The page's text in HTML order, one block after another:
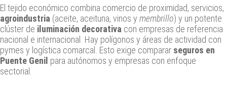
El tejido económico combina comercio de proximidad, servicios,
agroindustria (aceite, aceituna, vinos y membrillo) y un potente
clúster de iluminación decorativa con empresas de referencia
nacional e internacional. Hay polígonos y áreas de actividad con
pymes y logística comarcal. Esto exige comparar seguros en
Puente Genil para autónomos y empresas con enfoque
sectorial.